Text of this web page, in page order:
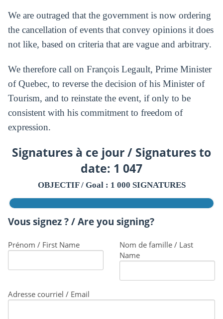
We are outraged that the government is now ordering
the cancellation of events that convey opinions it does
not like, based on criteria that are vague and arbitrary.
We therefore call on François Legault, Prime Minister
of Quebec, to reverse the decision of his Minister of
Tourism, and to reinstate the event, if only to be
consistent with his commitment to freedom of
expression.
Signatures à ce jour / Signatures to
date: 1 047
OBJECTIF / Goal : 1 000 SIGNATURES
Vous signez ? / Are you signing?
Prénom / First Name
Nom de famille / Last
Name
Adresse courriel / Email